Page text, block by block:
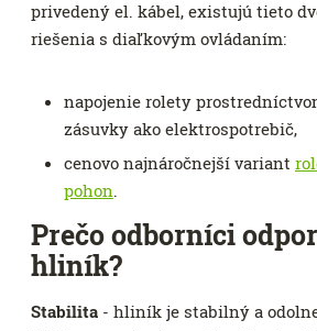
privedený el. kábel, existujú tieto
riešenia s diaľkovým ovládaním:
napojenie rolety
zásuvky ako elektrospotrebič,
cenovo najnáročnejší variant
pohon.
Prečo odborníci
hliník?
Stabilita - hliník je stabilný a